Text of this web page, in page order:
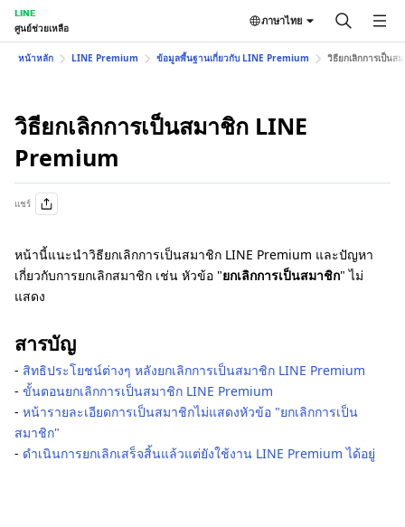
LINE
ศูนย์ช่วยเหลือ
ภาษาไทย
หน้าหลัก LINE Premium ข้อมูลพื้นฐานเกี่ยวกับ LINE Premium วิธียกเลิกการเป็น
วิธียกเลิกการเป็นสมาชิก LINE
Premium
แชร์
หน้านี้แนะนำวิธียกเลิกการเป็นสมาชิก LINE Premium และปัญหา
เกี่ยวกับการยกเลิกสมาชิก เช่น หัวข้อ "ยกเลิกการเป็นสมาชิก" ไม่
แสดง
สารบัญ
- สิทธิประโยชน์ต่างๆ หลังยกเลิกการเป็นสมาชิก LINE Premium
- ขั้นตอนยกเลิกการเป็นสมาชิก LINE Premium
- หน้ารายละเอียดการเป็นสมาชิกไม่แสดงหัวข้อ "ยกเลิกการเป็น
สมาชิก"
- ดำเนินการยกเลิกเสร็จสิ้นแล้วแต่ยังใช้งาน LINE Premium ได้อยู่